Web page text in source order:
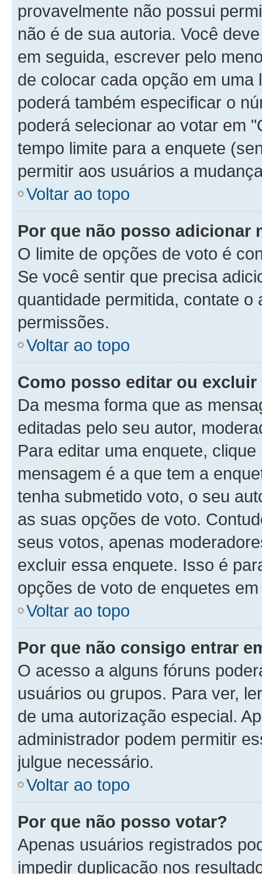
provavelmente não possui
não é de sua autoria. Você
em seguida, escrever pelo
de colocar cada opção em
poderá também especificar o
poderá selecionar ao votar em
tempo limite para a enquete
permitir aos usuários a
Voltar ao topo
Por que não posso adicionar
O limite de opções de voto é
Se você sentir que precisa
quantidade permitida, contate
permissões.
Voltar ao topo
Como posso editar ou excluir
Da mesma forma que as
editadas pelo seu autor,
Para editar uma enquete,
mensagem é a que tem a
tenha submetido voto, o seu
as suas opções de voto.
seus votos, apenas
excluir essa enquete. Isso é
opções de voto de enquetes
Voltar ao topo
Por que não consigo entrar
O acesso a alguns fóruns
usuários ou grupos. Para ver,
de uma autorização especial.
administrador podem permitir
julgue necessário.
Voltar ao topo
Por que não posso votar?
Apenas usuários registrados
impedir duplicação nos